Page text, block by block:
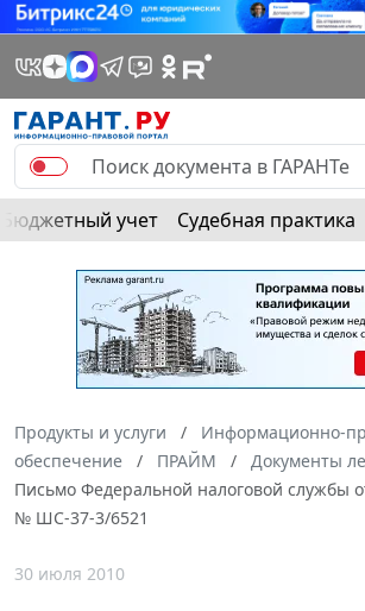
Бюджетный учет Судебная практика
Продукты и услуги
Информационно-
обеспечение
ПРАЙМ
Документы
Письмо Федеральной налоговой службы
№ ШС-37-3/6521
30 июля 2010